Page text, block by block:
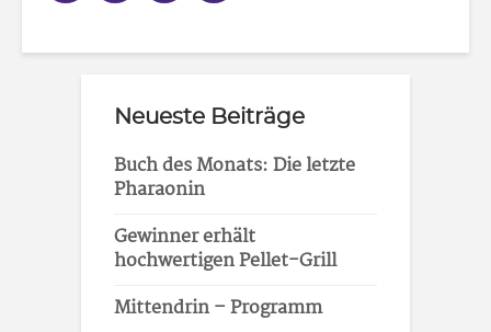
Neueste Beiträge
Buch des Monats: Die letzte
Pharaonin
Gewinner erhält
hochwertigen Pellet-Grill
Mittendrin – Programm